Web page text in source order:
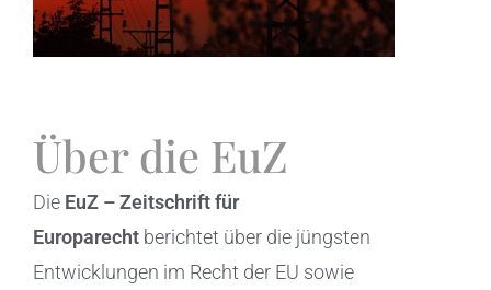
Über die EuZ
Die EuZ – Zeitschrift für
Europarecht berichtet über die jüngsten
Entwicklungen im Recht der EU sowie